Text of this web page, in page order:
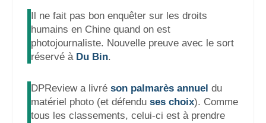
Il ne fait pas bon enquêter sur les droits
humains en Chine quand on est
photojournaliste. Nouvelle preuve avec le sort
réservé à Du Bin.
DPReview a livré son palmarès annuel du
matériel photo (et défendu ses choix). Comme
tous les classements, celui-ci est à prendre